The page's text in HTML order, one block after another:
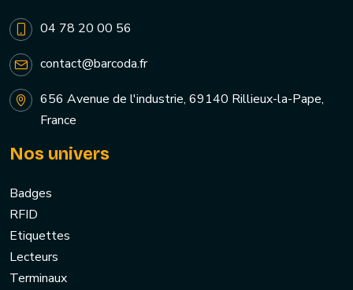
04 78 20 00 56
contact@barcoda.fr
656 Avenue de l'industrie, 69140 Rillieux-la-Pape,
France
Nos univers
Badges
RFID
Etiquettes
Lecteurs
Terminaux